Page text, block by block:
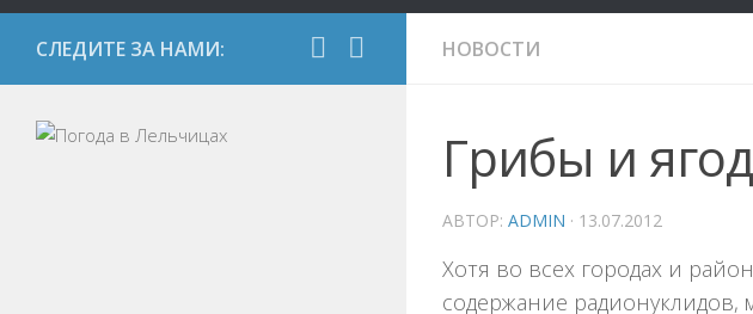
НОВОСТИ
Грибы и
АВТОР: ADMIN · 13.07.2012
Хотя во всех городах и
содержание радионуклидов,
СЛЕДИТЕ ЗА НАМИ: